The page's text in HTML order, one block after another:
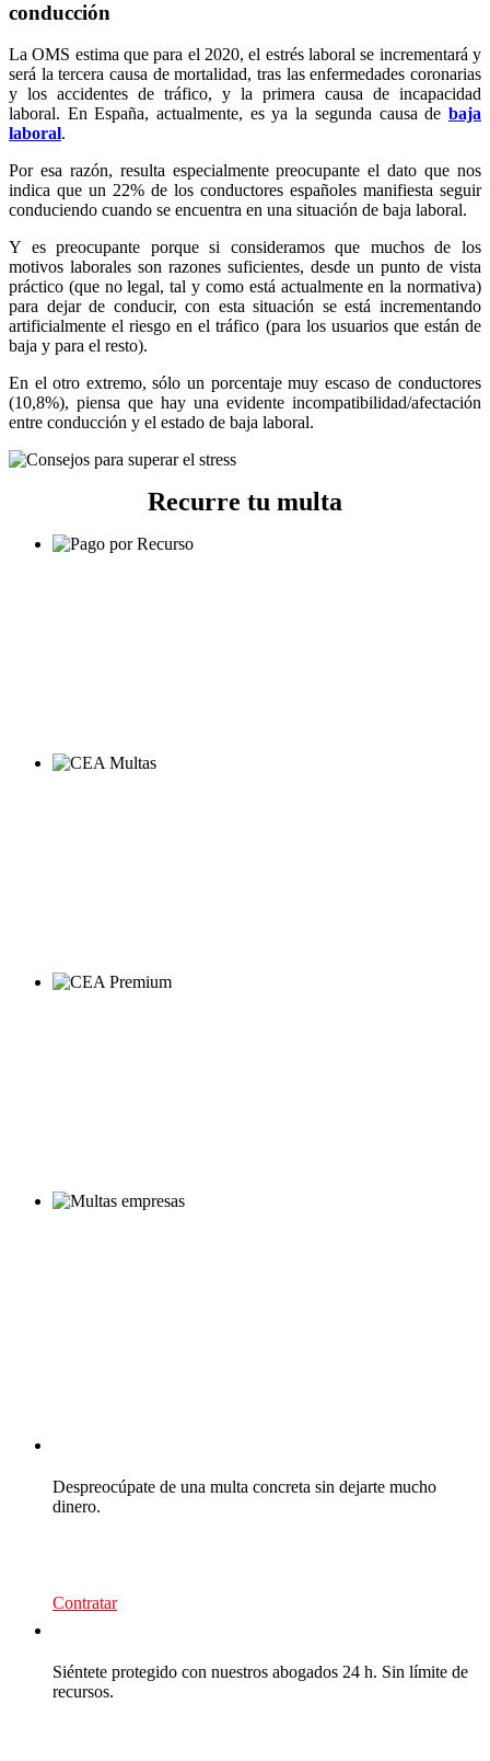
conducción
La OMS estima que para el 2020, el estrés laboral se incrementará y
será la tercera causa de mortalidad, tras las enfermedades coronarias
y los accidentes de tráfico, y la primera causa de incapacidad
laboral. En España, actualmente, es ya la segunda causa de baja
laboral.
Por esa razón, resulta especialmente preocupante el dato que nos
indica que un 22% de los conductores españoles manifiesta seguir
conduciendo cuando se encuentra en una situación de baja laboral.
Y es preocupante porque si consideramos que muchos de los
motivos laborales son razones suficientes, desde un punto de vista
práctico (que no legal, tal y como está actualmente en la normativa)
para dejar de conducir, con esta situación se está incrementando
artificialmente el riesgo en el tráfico (para los usuarios que están de
baja y para el resto).
En el otro extremo, sólo un porcentaje muy escaso de conductores
(10,8%), piensa que hay una evidente incompatibilidad/afectación
entre conducción y el estado de baja laboral.
Recurre tu multa
Despreocúpate de una multa concreta sin dejarte mucho
dinero.
Contratar
Siéntete protegido con nuestros abogados 24 h. Sin límite de
recursos.